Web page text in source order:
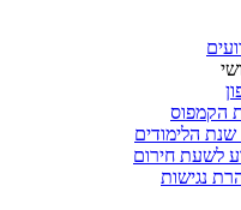
הקמפוס
שנת הלימודים
לשעת חירום
נגישות